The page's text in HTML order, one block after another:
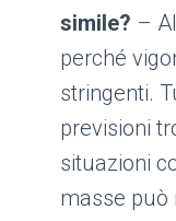
simile? –
perché
stringenti.
previsioni
situazioni
masse può